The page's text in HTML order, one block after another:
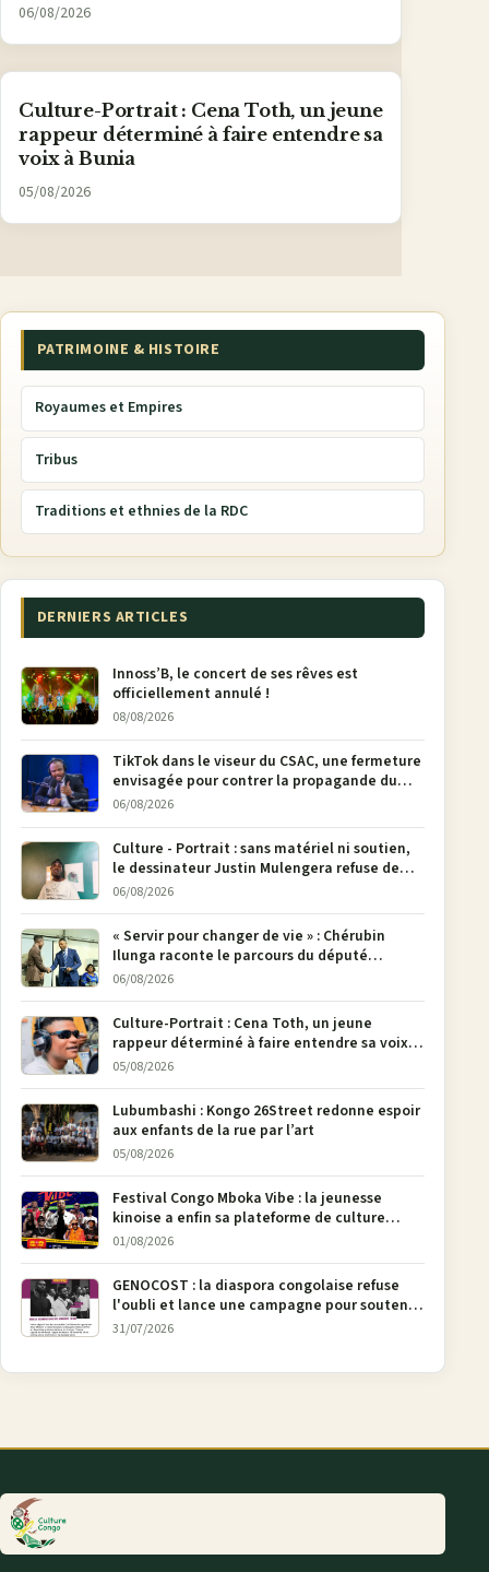
06/08/2026
Culture-Portrait : Cena Toth, un jeune
rappeur déterminé à faire entendre sa
voix à Bunia
05/08/2026
PATRIMOINE & HISTOIRE
Royaumes et Empires
Tribus
Traditions et ethnies de la RDC
DERNIERS ARTICLES
Innoss’B, le concert de ses rêves est
officiellement annulé !
08/08/2026
TikTok dans le viseur du CSAC, une fermeture
envisagée pour contrer la propagande du
M23
06/08/2026
Culture - Portrait : sans matériel ni soutien,
le dessinateur Justin Mulengera refuse de
poser son crayon
06/08/2026
« Servir pour changer de vie » : Chérubin
Ilunga raconte le parcours du député
national Jethro Muyombi Tshimbu en 137
06/08/2026
Culture-Portrait : Cena Toth, un jeune
rappeur déterminé à faire entendre sa voix à
Bunia
05/08/2026
Lubumbashi : Kongo 26Street redonne espoir
aux enfants de la rue par l’art
05/08/2026
Festival Congo Mboka Vibe : la jeunesse
kinoise a enfin sa plateforme de culture
urbaine
01/08/2026
GENOCOST : la diaspora congolaise refuse
l'oubli et lance une campagne pour soutenir
la pétition FONAREV depuis Bruxelles
31/07/2026